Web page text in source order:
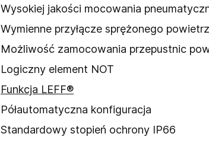
Wysokiej jakości mocowania
Wymienne przyłącze sprężonego
Możliwość zamocowania przepustnic
Logiczny element NOT
Funkcja LEFF®
Półautomatyczna konfiguracja
Standardowy stopień ochrony IP66